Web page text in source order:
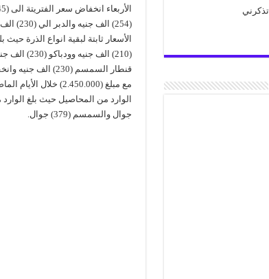
قنطار السمسم
مع مبلغ (2.450.000)
جوال والسمسم (379) جوال.
تذكرني